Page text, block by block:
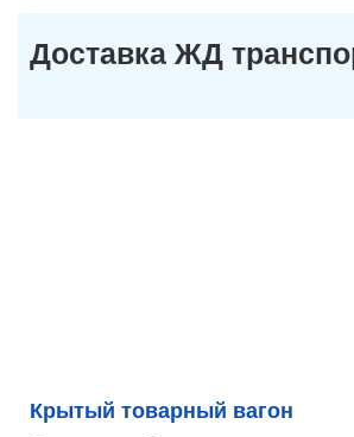
Доставка ЖД
Крытый товарный вагон